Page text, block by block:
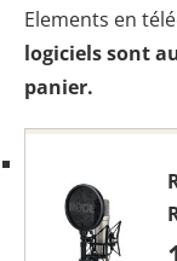
Elements en
logiciels sont
panier.